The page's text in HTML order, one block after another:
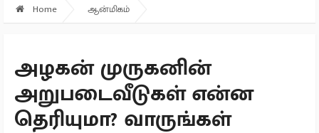
Home ஆன்மிகம்
அழகன் முருகனின்
அறுபடைவீடுகள் என்ன
தெரியுமா? வாருங்கள்